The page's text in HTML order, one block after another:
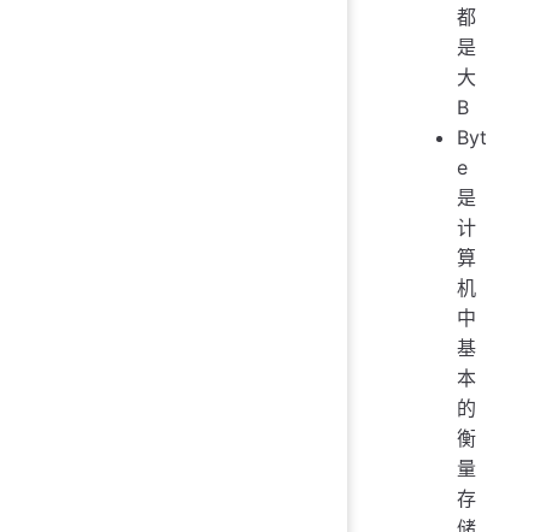
都
是
大
B
Byt
e
是
计
算
机
中
基
本
的
衡
量
存